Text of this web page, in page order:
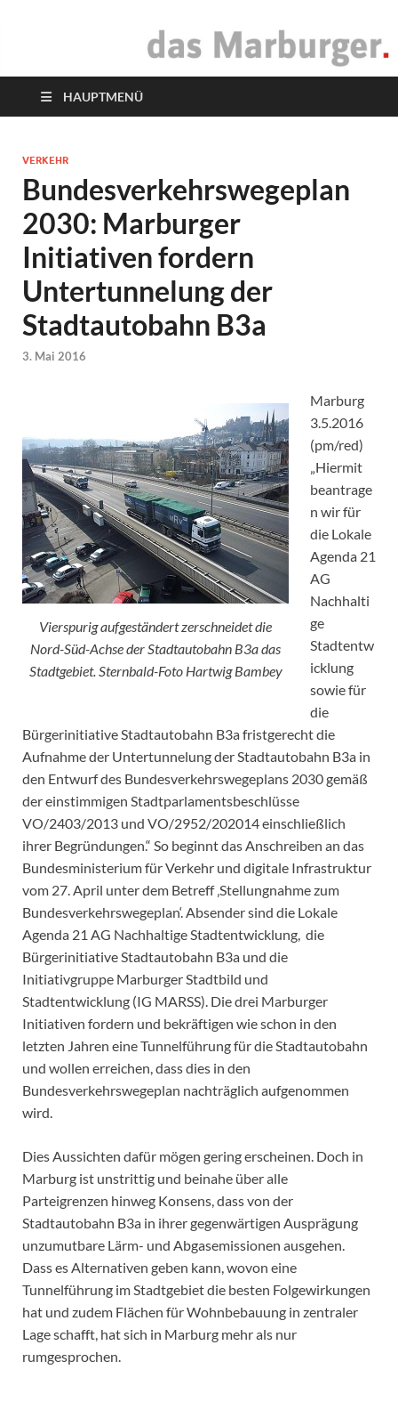
das Marburger.
HAUPTMENÜ
VERKEHR
Bundesverkehrswegeplan
2030: Marburger
Initiativen fordern
Untertunnelung der
Stadtautobahn B3a
3. Mai 2016
Vierspurig aufgeständert zerschneidet die
Nord-Süd-Achse der Stadtautobahn B3a das
Stadtgebiet. Sternbald-Foto Hartwig Bambey
Marburg
3.5.2016
(pm/red)
„Hiermit
beantrage
n wir für
die Lokale
Agenda 21
AG
Nachhalti
ge
Stadtentw
icklung
sowie für
die
Bürgerinitiative Stadtautobahn B3a fristgerecht die
Aufnahme der Untertunnelung der Stadtautobahn B3a in
den Entwurf des Bundesverkehrswegeplans 2030 gemäß
der einstimmigen Stadtparlamentsbeschlüsse
VO/2403/2013 und VO/2952/202014 einschließlich
ihrer Begründungen.“ So beginnt das Anschreiben an das
Bundesministerium für Verkehr und digitale Infrastruktur
vom 27. April unter dem Betreff ‚Stellungnahme zum
Bundesverkehrswegeplan‘. Absender sind die Lokale
Agenda 21 AG Nachhaltige Stadtentwicklung, die
Bürgerinitiative Stadtautobahn B3a und die
Initiativgruppe Marburger Stadtbild und
Stadtentwicklung (IG MARSS). Die drei Marburger
Initiativen fordern und bekräftigen wie schon in den
letzten Jahren eine Tunnelführung für die Stadtautobahn
und wollen erreichen, dass dies in den
Bundesverkehrswegeplan nachträglich aufgenommen
wird.
Dies Aussichten dafür mögen gering erscheinen. Doch in
Marburg ist unstrittig und beinahe über alle
Parteigrenzen hinweg Konsens, dass von der
Stadtautobahn B3a in ihrer gegenwärtigen Ausprägung
unzumutbare Lärm- und Abgasemissionen ausgehen.
Dass es Alternativen geben kann, wovon eine
Tunnelführung im Stadtgebiet die besten Folgewirkungen
hat und zudem Flächen für Wohnbebauung in zentraler
Lage schafft, hat sich in Marburg mehr als nur
rumgesprochen.